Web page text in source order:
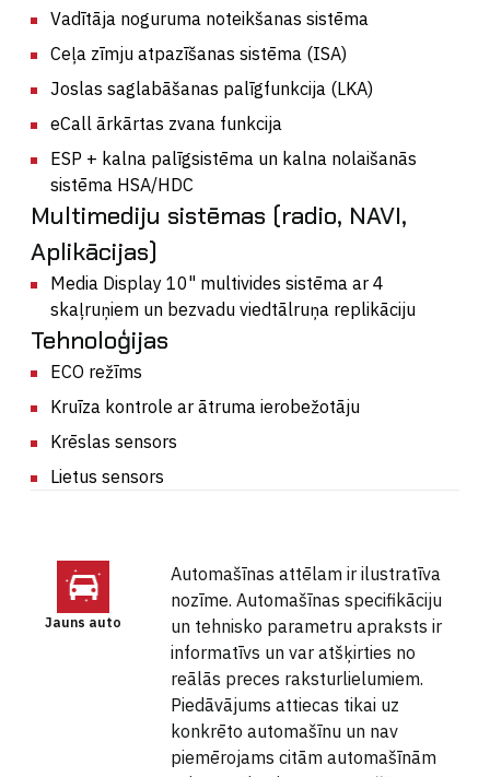
Vadītāja noguruma noteikšanas sistēma
Ceļa zīmju atpazīšanas sistēma (ISA)
Joslas saglabāšanas palīgfunkcija (LKA)
eCall ārkārtas zvana funkcija
ESP + kalna palīgsistēma un kalna nolaišanās
sistēma HSA/HDC
Multimediju sistēmas (radio, NAVI,
Aplikācijas)
Media Display 10" multivides sistēma ar 4
skaļruņiem un bezvadu viedtālruņa replikāciju
Tehnoloģijas
ECO režīms
Kruīza kontrole ar ātruma ierobežotāju
Krēslas sensors
Lietus sensors
Jauns auto
Automašīnas attēlam ir ilustratīva
nozīme. Automašīnas specifikāciju
un tehnisko parametru apraksts ir
informatīvs un var atšķirties no
reālās preces raksturlielumiem.
Piedāvājums attiecas tikai uz
konkrēto automašīnu un nav
piemērojams citām automašīnām